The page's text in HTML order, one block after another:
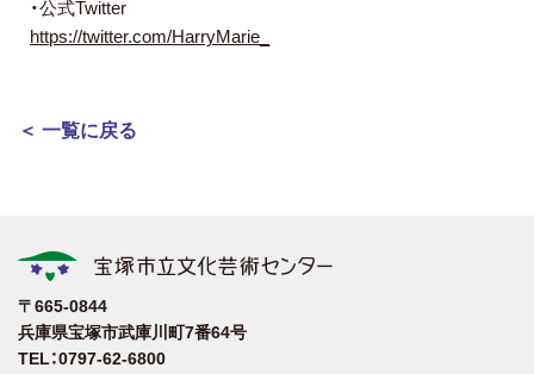
・公式Twitter
https://twitter.com/HarryMarie_
＜ 一覧に戻る
〒665-0844
兵庫県宝塚市武庫川町7番64号
TEL：0797-62-6800